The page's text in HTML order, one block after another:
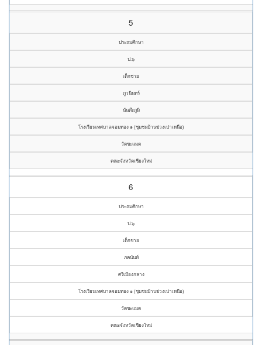
5
ประถมศึกษา
ป.๖
เด็กชาย
ภูวนินทร์
นันต๊ะภูมิ
โรงเรียนเทศบาลจอมทอง ๑ (ชุมชนบ้านข่วงเปาเหนือ)
วัดขะแมด
คณะจังหวัดเชียงใหม่
6
ประถมศึกษา
ป.๖
เด็กชาย
ภคนันท์
ศรีเมืองกลาง
โรงเรียนเทศบาลจอมทอง ๑ (ชุมชนบ้านข่วงเปาเหนือ)
วัดขะแมด
คณะจังหวัดเชียงใหม่